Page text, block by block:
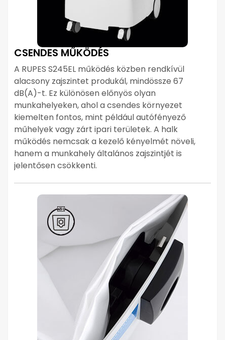
CSENDES MŰKÖDÉS
A RUPES S245EL működés közben rendkívül
alacsony zajszintet produkál, mindössze 67
dB(A)-t. Ez különösen előnyös olyan
munkahelyeken, ahol a csendes környezet
kiemelten fontos, mint például autófényező
műhelyek vagy zárt ipari területek. A halk
működés nemcsak a kezelő kényelmét növeli,
hanem a munkahely általános zajszintjét is
jelentősen csökkenti.